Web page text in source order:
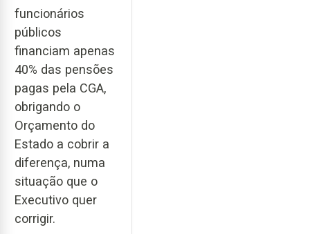
funcionários
públicos
financiam apenas
40% das pensões
pagas pela CGA,
obrigando o
Orçamento do
Estado a cobrir a
diferença, numa
situação que o
Executivo quer
corrigir.